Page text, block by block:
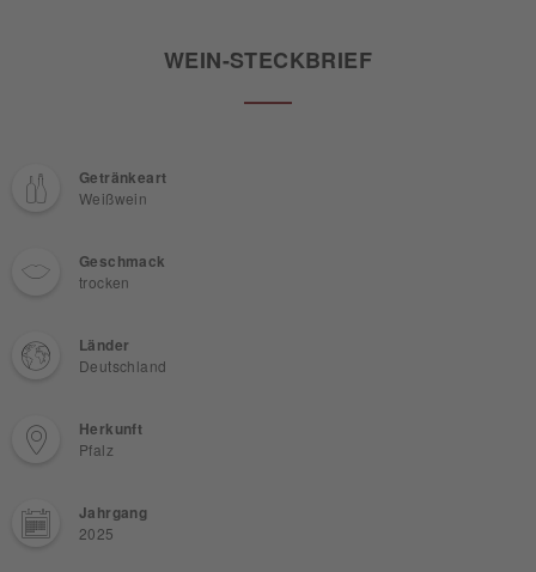
WEIN-STECKBRIEF
Getränkeart
Weißwein
Geschmack
trocken
Länder
Deutschland
Herkunft
Pfalz
Jahrgang
2025